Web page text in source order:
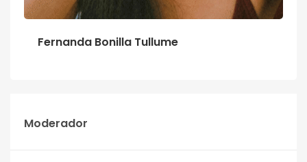
Fernanda Bonilla Tullume
Moderador